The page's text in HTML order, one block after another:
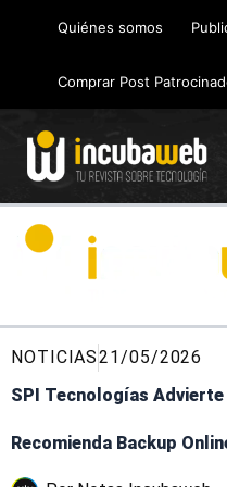
Quiénes somos
Comprar Post
NOTICIAS21/05/2026
SPI Tecnologías
Recomienda Backup